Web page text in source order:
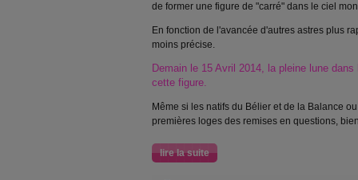
de former une figure de "carré" dans le ciel
En fonction de l'avancée d'autres astres plus
moins précise.
Demain le 15 Avril 2014, la pleine lune
cette figure.
Même si les natifs du Bélier et de la Balance
premières loges des remises en questions,
lire la suite